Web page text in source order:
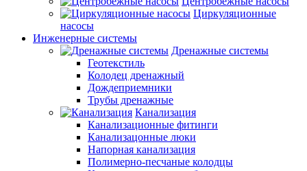
Циркуляционные
насосы
Инженерные системы
Дренажные системы
Геотекстиль
Колодец дренажный
Дождеприемники
Трубы дренажные
Канализация
Канализационные фитинги
Канализацонные люки
Напорная канализация
Полимерно-песчаные колодцы